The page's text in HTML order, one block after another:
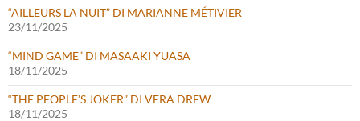
“AILLEURS LA NUIT” DI MARIANNE MÉTIVIER
23/11/2025
“MIND GAME” DI MASAAKI YUASA
18/11/2025
“THE PEOPLE’S JOKER” DI VERA DREW
18/11/2025